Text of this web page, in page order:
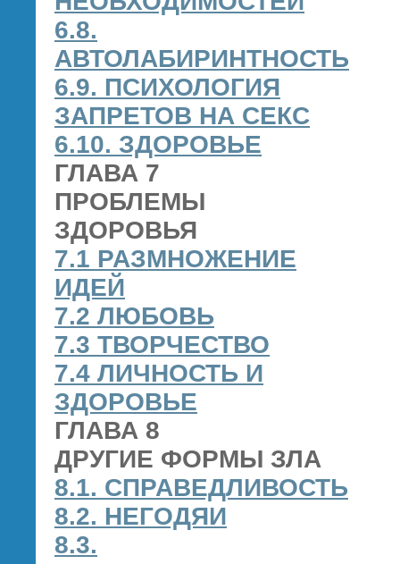
6.8.
АВТОЛАБИРИНТНОСТЬ
6.9. ПСИХОЛОГИЯ
ЗАПРЕТОВ НА СЕКС
6.10. ЗДОРОВЬЕ
ГЛАВА 7
ПРОБЛЕМЫ
ЗДОРОВЬЯ
7.1 РАЗМНОЖЕНИЕ
ИДЕЙ
7.2 ЛЮБОВЬ
7.3 ТВОРЧЕСТВО
7.4 ЛИЧНОСТЬ И
ЗДОРОВЬЕ
ГЛАВА 8
ДРУГИЕ ФОРМЫ ЗЛА
8.1. СПРАВЕДЛИВОСТЬ
8.2. НЕГОДЯИ
8.3.